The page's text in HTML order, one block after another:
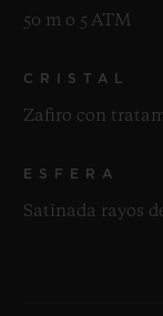
50 m o 5 ATM
CRISTAL
Zafiro con
ESFERA
Satinada rayos